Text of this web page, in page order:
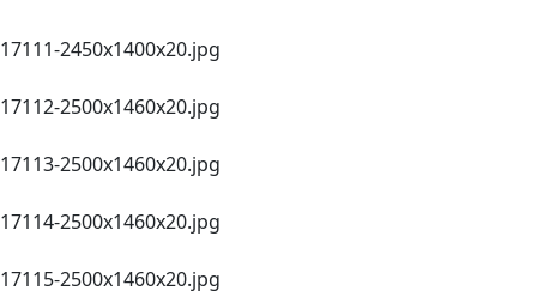
17111-2450х1400х20.jpg
17112-2500х1460х20.jpg
17113-2500х1460х20.jpg
17114-2500х1460х20.jpg
17115-2500х1460х20.jpg